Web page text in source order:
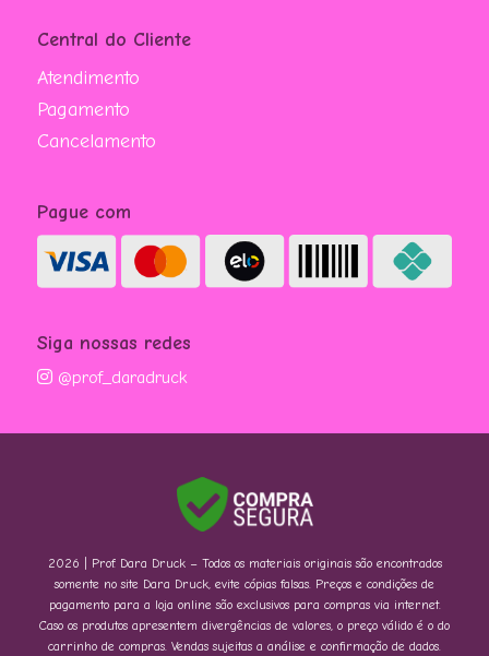
Central do Cliente
Atendimento
Pagamento
Cancelamento
Pague com
Siga nossas redes
@prof_daradruck
2026 | Prof. Dara Druck – Todos os materiais originais são encontrados
somente no site Dara Druck, evite cópias falsas. Preços e condições de
pagamento para a loja online são exclusivos para compras via internet.
Caso os produtos apresentem divergências de valores, o preço válido é o do
carrinho de compras. Vendas sujeitas a análise e confirmação de dados.